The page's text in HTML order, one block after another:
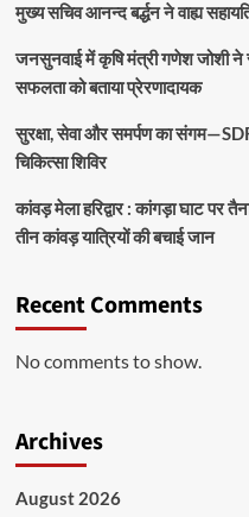
मुख्य सचिव आनन्द बर्द्धन ने वाह्य
जनसुनवाई में कृषि मंत्री गणेश जोशी ने
सफलता को बताया प्रेरणादायक
सुरक्षा, सेवा और समर्पण का
चिकित्सा शिविर
कांवड़ मेला हरिद्वार : कांगड़ा घाट
तीन कांवड़ यात्रियों की बचाई जान
Recent Comments
No comments to show.
Archives
August 2026